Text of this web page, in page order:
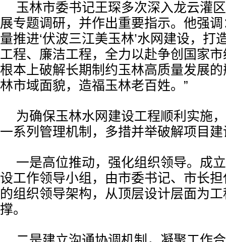
玉林市委书记王琛多次深入龙云灌
展专题调研，并作出重要指示。他强
量推进‘伏波三江美玉林’水网建设，打
工程、廉洁工程，全力以赴争创国家
根本上破解长期制约玉林高质量发展
林市域面貌，造福玉林老百姓。”
为确保玉林水网建设工程顺利实施
一系列管理机制，多措并举破解项目
一是高位推动，强化组织领导。成
设工作领导小组，由市委书记、市长
的组织领导架构，从顶层设计层面为
撑。